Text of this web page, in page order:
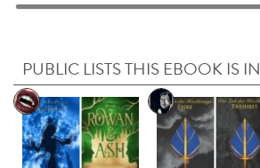
PUBLIC LISTS THIS EBOOK IS IN